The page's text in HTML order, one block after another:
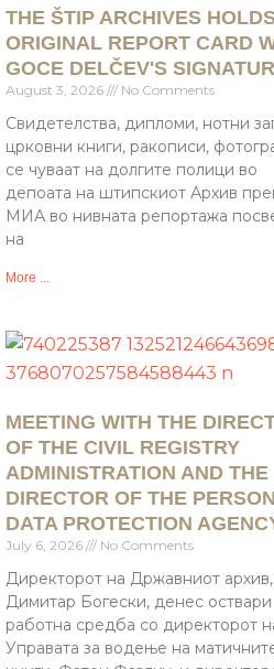
h
THE ŠTIP ARCHIVES
ORIGINAL REPORT CARD
GOCE DELČEV'S
August 3, 2026 No Comments
Свидетелства, дипломи, нотни
црковни книги, ракописи,
се чуваат на долгите полици во
депоата на штипскиот Архив
МИА во нивната репортажа
на
More ...
MEETING WITH THE
OF THE CIVIL REGISTRY
ADMINISTRATION AND THE
DIRECTOR OF THE
DATA PROTECTION
July 6, 2026 No Comments
Директорот на Државниот
Димитар Богески, денес оствари
работна средба со директорот
Управата за водење на